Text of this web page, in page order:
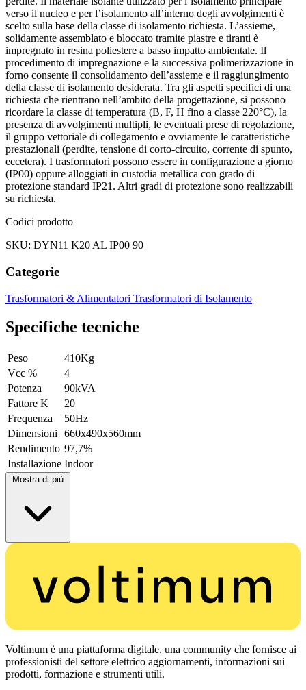
verso il nucleo e per l’isolamento all’interno degli avvolgimenti è
scelto sulla base della classe di isolamento richiesta. L’assieme,
solidamente assemblato e bloccato tramite piastre e tiranti è
impregnato in resina poliestere a basso impatto ambientale. Il
procedimento di impregnazione e la successiva polimerizzazione in
forno consente il consolidamento dell’assieme e il raggiungimento
della classe di isolamento desiderata. Tra gli aspetti specifici di una
richiesta che rientrano nell’ambito della progettazione, si possono
ricordare la classe di temperatura (B, F, H fino a classe 220°C), la
presenza di avvolgimenti multipli, le eventuali prese di regolazione,
il gruppo vettoriale di collegamento e ovviamente le caratteristiche
prestazionali (perdite, tensione di corto-circuito, corrente di spunto,
eccetera). I trasformatori possono essere in configurazione a giorno
(IP00) oppure alloggiati in custodia metallica con grado di
protezione standard IP21. Altri gradi di protezione sono realizzabili
su richiesta.
Codici prodotto
SKU: DYN11 K20 AL IP00 90
Categorie
Trasformatori & Alimentatori Trasformatori di Isolamento
Specifiche tecniche
Peso
410Kg
Vcc %
4
Potenza
90kVA
Fattore K
20
Frequenza
50Hz
Dimensioni
660x490x560mm
Rendimento 97,7%
Installazione Indoor
Mostra di più
Voltimum è una piattaforma digitale, una community che fornisce ai
professionisti del settore elettrico aggiornamenti, informazioni sui
prodotti, formazione e strumenti utili.